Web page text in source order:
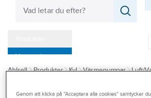
Varumärken
Kampanjer
Outlet
Ahlsell Produkter Kyl Värmepumpar
Luft/
Genom att klicka på "Acceptera alla cookies" samtycker